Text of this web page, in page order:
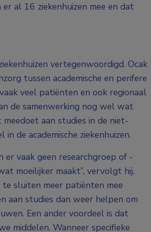
al 16 ziekenhuizen mee en dat
vertegenwoordigd. Ocak
tussen academische en perifere
veel patiënten en ook regionaal
de samenwerking nog wel wat
aan studies in de niet-
de academische ziekenhuizen.
er vaak geen researchgroep of -
moeilijker maakt”, vervolgt hij.
te sluiten meer patiënten mee
aan studies dan weer helpen om
Een ander voordeel is dat
middelen. Wanneer specifieke